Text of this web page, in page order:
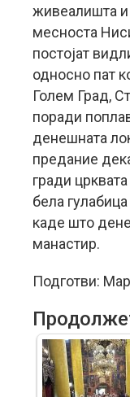
живеалишта и
месноста
постојат
односно пат
Голем Град,
поради
денешната
предание
гради
бела
каде што
манастир.
Подготви: